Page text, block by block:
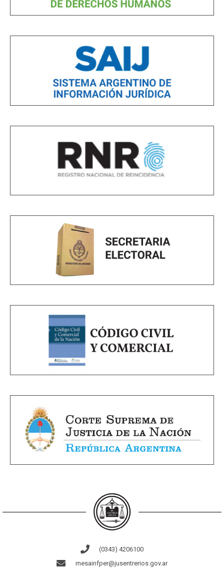
(0343) 4206100
mesainfper@jusentrerios.gov.ar